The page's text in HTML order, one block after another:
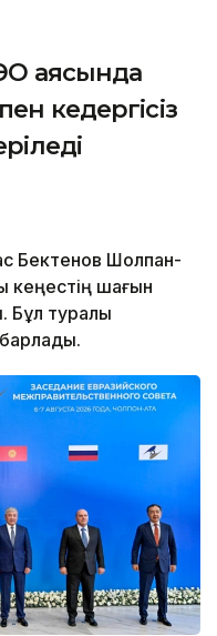
аясында
кедергісіз
Бектенов Шолпан-
кеңестің шағын
Бұл туралы